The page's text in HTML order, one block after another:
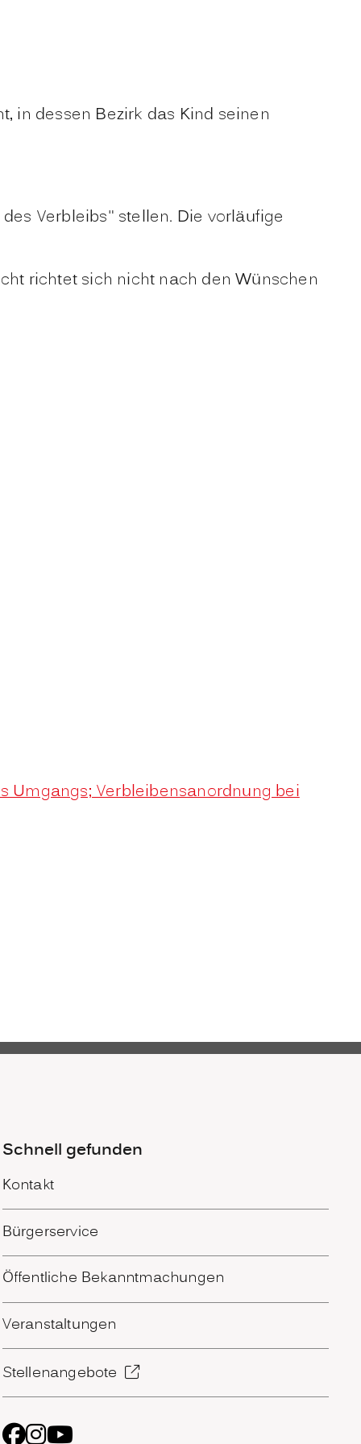
in dessen Bezirk das Kind seinen
Verbleibs" stellen. Die vorläufige
richtet sich nicht nach den Wünschen
Umgangs; Verbleibensanordnung bei
Schnell gefunden
Kontakt
Bürgerservice
Öffentliche Bekanntmachungen
Veranstaltungen
Stellenangebote